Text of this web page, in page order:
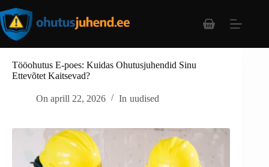
Tööohutus E-poes: Kuidas Ohutusjuhendid Sinu
Ettevõtet Kaitsevad?
On aprill 22, 2026 In uudised